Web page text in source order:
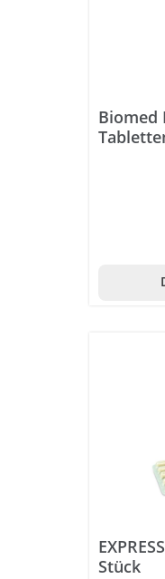
Biomed
Stück